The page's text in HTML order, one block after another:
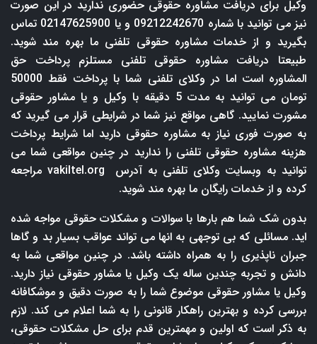
وکیل برای دریافت مشاوره حقوقی حضوری ندارید در این صورت
نیز می توانید با شماره 09212242670 و یا 02147625900 تماس
بگیرید و از خدمات مشاوره حقوقی تلفنی ما بهره مند شوید.
طبیعتا دریافت مشاوره حقوقی تلفنی مستلزم پرداخت حق
المشاوره است اما در وکلای تلفنی شما با پرداخت فقط 50000
تومان می توانید به مدت 5 دقیقه با وکیل و یا مشاور حقوقی
مشورت نمایید. گاهی مواقع نیز شما در شرایطی قرار می گیرید که
به صورت فوری نیاز به مشاوره حقوقی دارید اما شرایط پرداخت
هزینه مشاوره حقوقی تلفنی را ندارید در چنین مواقعی شما می
توانید به وبسایت وکلای تلفنی به آدرس
vakiltel.org مراجعه
کرده و از خدمات رایگان ما بهره مند شوید.
بدون شک شما هم بارها با سوالات و مشکلات حقوقی مواجه شده
اید. مسائلی که بی توجهی به انها می تواند عواقب بسیار بد و گاها
جبران ناپذیری را به همراه داشته باشد. در چنین مواقعی شما به
دانش و تجربه چندین ساله یک وکیل یا مشاور حقوقی نیاز دارید.
وکیل یا مشاور حقوقی موضوع شما را به صورت دقیق و موشکافانه
بررسی کرده و بهترین راهکار قانونی را به شما اعلام می کند. لازم
به ذکر است که اولین و مهمترین قدم برای حل مشکلات حقوقی،